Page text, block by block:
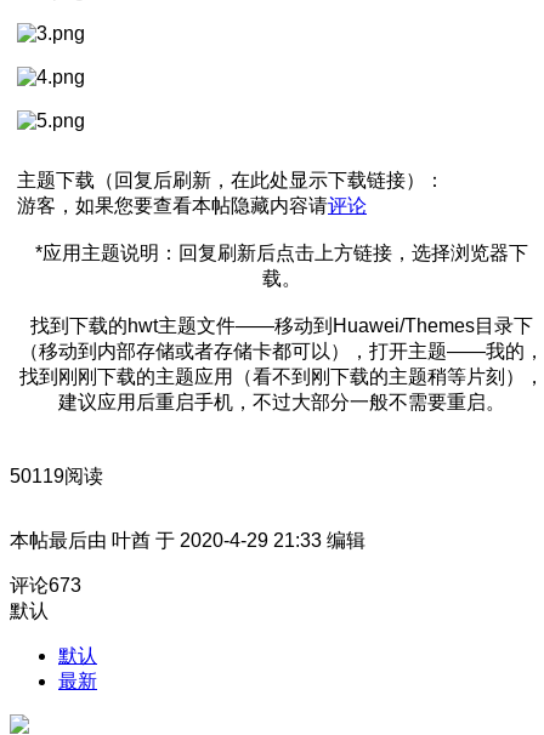
主题下载（回复后刷新，在此处显示下载链接）：
游客，如果您要查看本帖隐藏内容请评论
*应用主题说明：回复刷新后点击上方链接，选择浏览器下
载。
找到下载的hwt主题文件——移动到Huawei/Themes目录下
（移动到内部存储或者存储卡都可以），打开主题——我的，
找到刚刚下载的主题应用（看不到刚下载的主题稍等片刻），
建议应用后重启手机，不过大部分一般不需要重启。
50119阅读
本帖最后由 叶酋 于 2020-4-29 21:33 编辑
评论673
默认
默认
最新